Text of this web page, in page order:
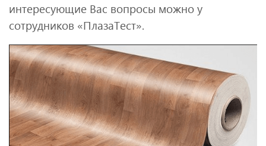
интересующие Вас вопросы можно у
сотрудников «ПлазаТест».